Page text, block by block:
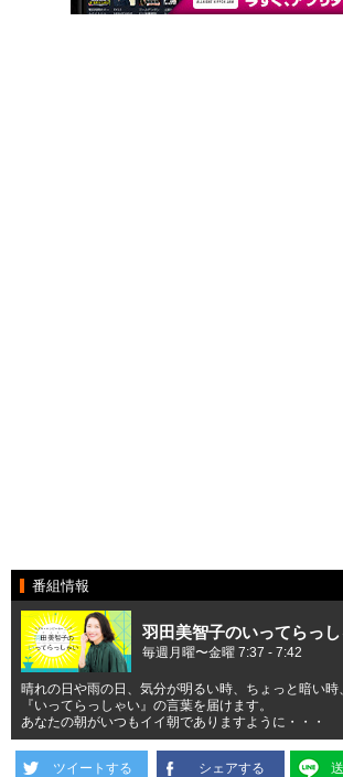
番組情報
羽田美智子のいってらっ
毎週月曜〜金曜 7:37 - 7:42
晴れの日や雨の日、気分が明るい時、ちょっと暗い時
『いってらっしゃい』の言葉を届けます。
あなたの朝がいつもイイ朝でありますように・・・
ツイートする シェアする